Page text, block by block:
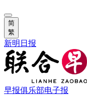
简
繁
新明日报
早报俱乐部电子报